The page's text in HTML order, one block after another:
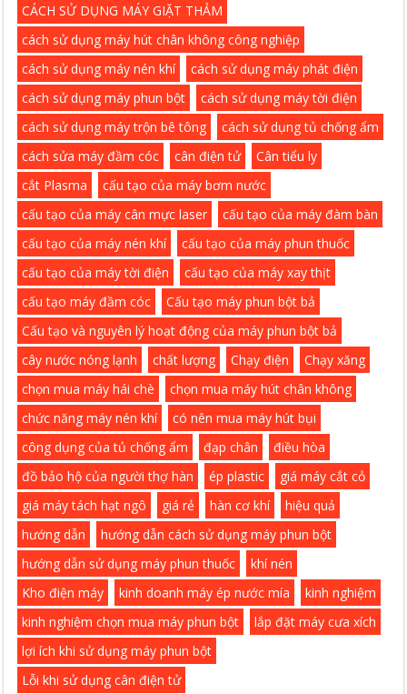
CÁCH SỬ DỤNG MÁY GIẶT THẢM
cách sử dụng máy hút chân không công nghiệp
cách sử dụng máy nén khí
cách sử dụng máy phát điện
cách sử dụng máy phun bột
cách sử dụng máy tời điện
cách sử dụng máy trộn bê tông
cách sử dụng tủ chống ẩm
cách sửa máy đầm cóc
cân điện tử
Cân tiểu ly
cắt Plasma
cấu tạo của máy bơm nước
cấu tạo của máy cân mực laser
cấu tạo của máy đàm bàn
cấu tạo của máy nén khí
cấu tạo của máy phun thuốc
cấu tạo của máy tời điện
cấu tạo của máy xay thịt
cấu tạo máy đầm cóc
Cấu tạo máy phun bột bả
Cấu tạo và nguyên lý hoạt động của máy phun bột bả
cây nước nóng lạnh
chất lượng Chạy điện
Chạy xăng
chọn mua máy hái chè
chọn mua máy hút chân không
chức năng máy nén khí
có nên mua máy hút bụi
công dụng của tủ chống ẩm
đạp chân
điều hòa
đồ bảo hộ của người thợ hàn
ép plastic
giá máy cắt cỏ
giá máy tách hạt ngô
giá rẻ hàn cơ khí
hiệu quả
hướng dẫn
hướng dẫn cách sử dụng máy phun bột
hướng dẫn sử dụng máy phun thuốc
khí nén
Kho điện máy
kinh doanh máy ép nước mía
kinh nghiệm
kinh nghiệm chọn mua máy phun bột
lắp đặt máy cưa xích
lợi ích khi sử dụng máy phun bột
Lỗi khi sử dụng cân điện tử